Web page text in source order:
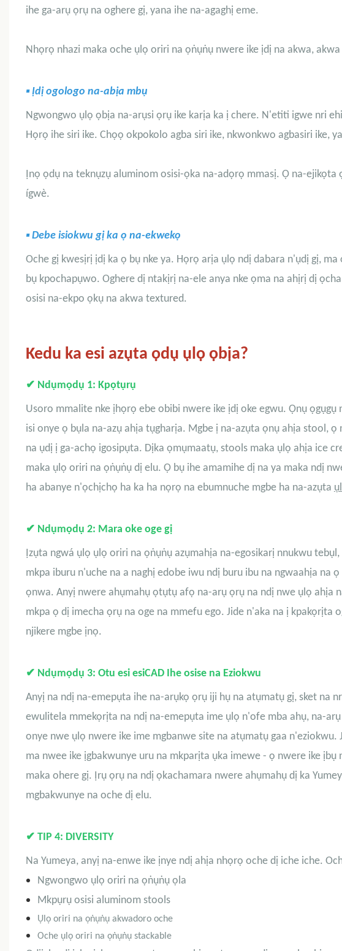
ihe ga-arụ ọrụ na oghere gị, yana ihe na-agaghị eme.
Nhọrọ nhazi maka oche ụlọ oriri na ọṅụṅụ nwere ike ịdị na akwa,
▪ Ịdị ogologo na-abịa mbụ
Ngwongwo ụlọ ọbịa na-arụsi ọrụ ike karịa ka ị chere. N'etiti igwe nri
Họrọ ihe siri ike. Chọọ okpokolo agba siri ike, nkwonkwo agbasiri ike,
Ịnọ ọdụ na teknụzụ aluminom osisi-ọka na-adọrọ mmasị. Ọ na-
ígwè.
▪ Debe isiokwu gị ka ọ na-ekwekọ
Oche gị kwesịrị ịdị ka ọ bụ nke ya. Họrọ arịa ụlọ ndị dabara n'ụdị gị,
bụ kpochapụwo. Oghere dị ntakịrị na-ele anya nke ọma na ahịrị dị
osisi na-ekpo ọkụ na akwa textured.
Kedu ka esi azụta ọdụ ụlọ ọbịa?
✔ Ndụmọdụ 1: Kpọtụrụ
Usoro mmalite nke ịhọrọ ebe obibi nwere ike ịdị oke egwu. Ọnụ ọgụgụ
isi onye ọ bụla na-azụ ahịa tụgharịa. Mgbe ị na-azụta ọnụ ahịa stool,
na ụdị ị ga-achọ igosipụta. Dịka ọmụmaatụ, stools maka ụlọ ahịa ice
maka ụlọ oriri na ọṅụṅụ dị elu. Ọ bụ ihe amamihe dị na ya maka ndị
ha abanye n'ọchịchọ ha ka ha nọrọ na ebumnuche mgbe ha na-azụta
✔ Ndụmọdụ 2: Mara oke oge gị
Ịzụta ngwá ụlọ ụlọ oriri na ọṅụṅụ azụmahịa na-egosikarị nnukwu tebụl,
mkpa iburu n'uche na a naghị edobe iwu ndị buru ibu na ngwaahịa na
ọnwa. Anyị nwere ahụmahụ ọtụtụ afọ na-arụ ọrụ na ndị nwe ụlọ ahịa
mkpa ọ dị imecha ọrụ na oge na mmefu ego. Jide n'aka na ị kpakọrịta
njikere mgbe ịnọ.
✔ Ndụmọdụ 3: Otu esi esiCAD Ihe osise na Eziokwu
Anyị na ndị na-emepụta ihe na-arụkọ ọrụ iji hụ na atụmatụ gị, sket na
ewulitela mmekọrịta na ndị na-emepụta ime ụlọ n'ofe mba ahụ, na-
onye nwe ụlọ nwere ike ime mgbanwe site na atụmatụ gaa
ma nwee ike ịgbakwunye uru na mkparịta ụka imewe - ọ nwere ike
maka ohere gị. Ịrụ ọrụ na ndị ọkachamara nwere ahụmahụ dị ka
mgbakwunye na oche dị elu.
✔ TIP 4: DIVERSITY
Na Yumeya, anyị na-enwe ike ịnye ndị ahịa nhọrọ oche dị iche iche.
Ngwongwo ụlọ oriri na ọṅụṅụ ọla
Mkpụrụ osisi aluminom stools
Ụlọ oriri na ọṅụṅụ akwadoro oche
Oche ụlọ oriri na ọṅụṅụ stackable